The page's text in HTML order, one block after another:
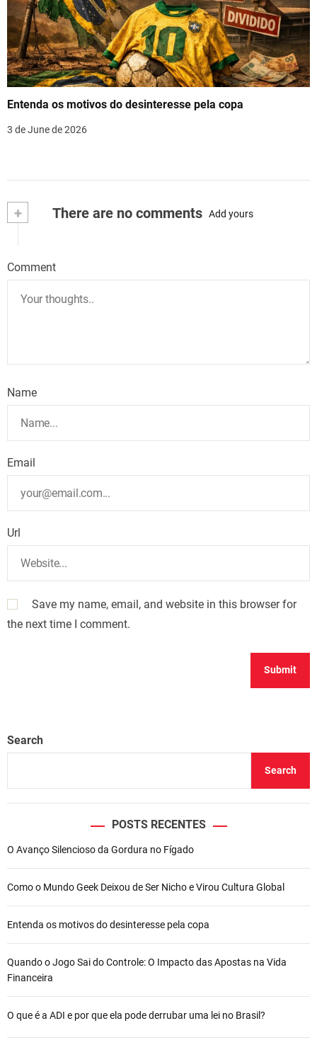
Entenda os motivos do desinteresse pela copa
3 de June de 2026
+ There are no comments Add yours
Comment
Name
Email
Url
Save my name, email, and website in this browser for
the next time I comment.
Search
Search
POSTS RECENTES
O Avanço Silencioso da Gordura no Fígado
Como o Mundo Geek Deixou de Ser Nicho e Virou Cultura Global
Entenda os motivos do desinteresse pela copa
Quando o Jogo Sai do Controle: O Impacto das Apostas na Vida
Financeira
O que é a ADI e por que ela pode derrubar uma lei no Brasil?